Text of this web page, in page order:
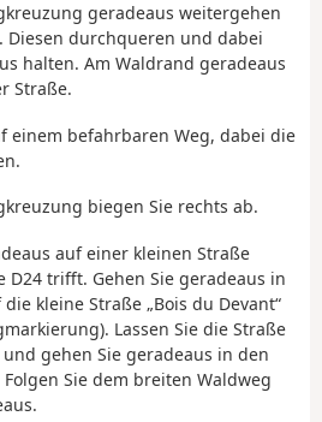
geradeaus weitergehen
durchqueren und dabei
halten. Am Waldrand geradeaus
Straße.
einem befahrbaren Weg, dabei die
biegen Sie rechts ab.
auf einer kleinen Straße
trifft. Gehen Sie geradeaus in
kleine Straße „Bois du Devant“
Lassen Sie die Straße
gehen Sie geradeaus in den
Sie dem breiten Waldweg